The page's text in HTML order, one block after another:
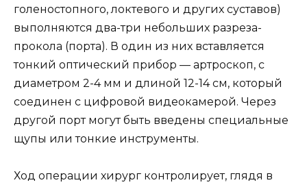
голеностопного, локтевого и других суставов)
выполняются два-три небольших разреза-
прокола (порта). В один из них вставляется
тонкий оптический прибор — артроскоп, с
диаметром 2-4 мм и длиной 12-14 см, который
соединен с цифровой видеокамерой. Через
другой порт могут быть введены специальные
щупы или тонкие инструменты.
Ход операции хирург контролирует, глядя в